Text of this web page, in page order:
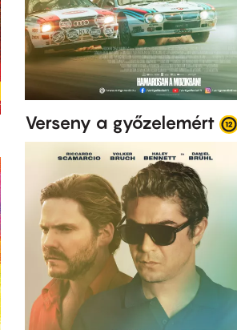
Verseny a győzelemért